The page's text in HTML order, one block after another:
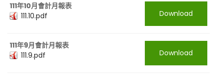
111年10月會計月報表
111.10.pdf
Download
111年9月會計月報表
111.9.pdf
Download